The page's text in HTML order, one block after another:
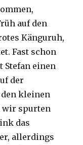
auf den
Känguruh,
Fast schon
Stefan einen
der
kleinen
wir spurten
das
allerdings